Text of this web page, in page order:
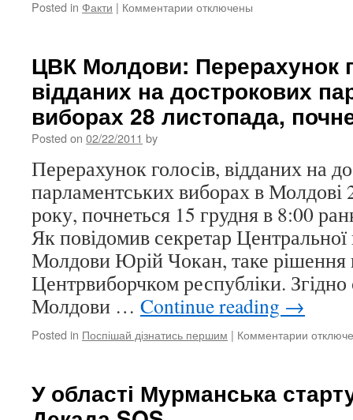
Posted in Факти | Комментарии к
Головне
завдання
органів
місцевої
самоврядності
опіка
і
опікування
отключены
ЦВК Молдови: Перерахунок
відданих на дострокових
виборах 28 листопада,
Posted on 02/22/2011 by
Перерахунок голосів, відданих на
парламентських виборах в Молдові
року, почнеться 15 грудня в 8:00
Як повідомив секретар Центральної
Молдови Юрій Чокан, таке рішення
Центрвиборчком республіки.
Молдови … Continue reading →
Posted in Поспішай дізнатись першим | Комментарии к
У області Мурманська